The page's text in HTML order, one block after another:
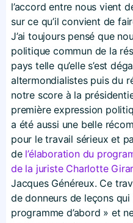
l’accord entre nous vient
sur ce qu’il convient de
J’ai toujours pensé que
politique commun de la
pays telle qu’elle s’est
altermondialistes puis du
notre score à la
première expression
a été aussi une belle
pour le travail sérieux et
de l’élaboration du
de la juriste Charlotte
Jacques Généreux. Ce
de donneurs de leçons
programme d’abord » et